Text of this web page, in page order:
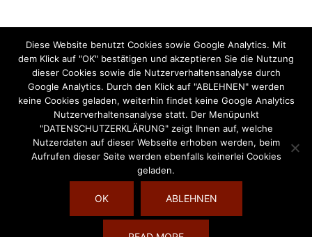
Archiv
Archiv
Diese Website benutzt Cookies sowie Google Analytics. Mit
dem Klick auf "OK" bestätigen und akzeptieren Sie die Nutzung
dieser Cookies sowie die Nutzerverhaltensanalyse durch
Google Analytics. Durch den Klick auf "ABLEHNEN" werden
keine Cookies geladen, weiterhin findet keine Google Analytics
Nutzerverhaltensanalyse statt. Der Menüpunkt
"DATENSCHUTZERKLÄRUNG" zeigt Ihnen auf, welche
Nutzerdaten auf dieser Webseite erhoben werden, beim
Aufrufen dieser Seite werden ebenfalls keinerlei Cookies
geladen.
OK ABLEHNEN